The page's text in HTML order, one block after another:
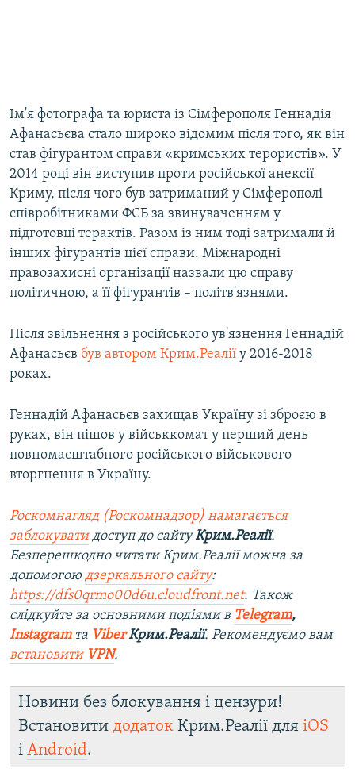
Ім'я фотографа та юриста із Сімферополя Геннадія
Афанасьєва стало широко відомим після того, як він
став фігурантом справи «кримських терористів». У
2014 році він виступив проти російської анексії
Криму, після чого був затриманий у Сімферополі
співробітниками ФСБ за звинуваченням у
підготовці терактів. Разом із ним тоді затримали й
інших фігурантів цієї справи. Міжнародні
правозахисні організації назвали цю справу
політичною, а її фігурантів – політв'язнями.
Після звільнення з російського ув'язнення Геннадій
Афанасьєв був автором Крим.Реалії у 2016-2018
роках.
Геннадій Афанасьєв захищав Україну зі зброєю в
руках, він пішов у військкомат у перший день
повномасштабного російського військового
вторгнення в Україну.
Роскомнагляд (Роскомнадзор) намагається
заблокуватидоступ до сайтуКрим.Реалії.
Безперешкодно читати Крим.Реалії можна за
допомогою дзеркального сайту:
https://dfs0qrmo00d6u.cloudfront.net. Також
слідкуйте за основними подіями в Telegram,
Instagramта ViberКрим.Реалії. Рекомендуємо вам
встановити VPN.
Новини без блокування і цензури!
Встановити додаток Крим.Реалії для iOS
і Android.